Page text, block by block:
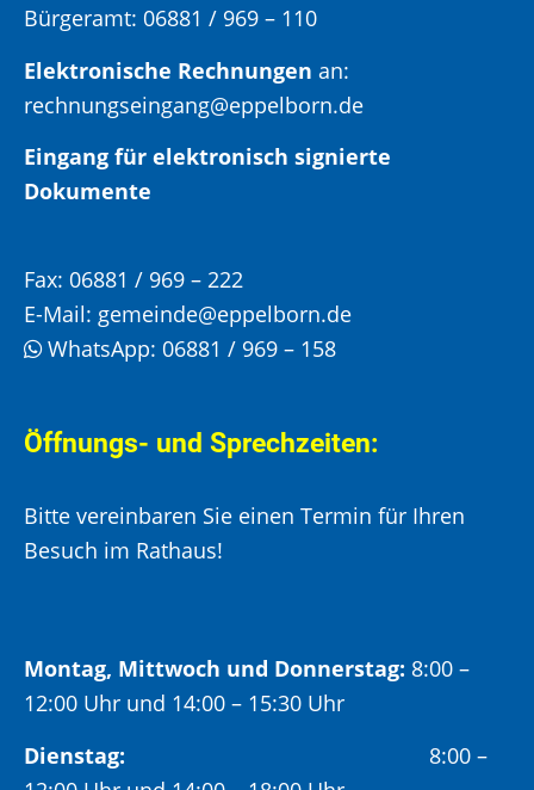
Bürgeramt: 06881 / 969 – 110
Elektronische Rechnungen an:
rechnungseingang@eppelborn.de
Eingang für elektronisch signierte
Dokumente
Fax: 06881 / 969 – 222
E-Mail: gemeinde@eppelborn.de
WhatsApp: 06881 / 969 – 158
Öffnungs- und Sprechzeiten:
Bitte vereinbaren Sie einen Termin für Ihren
Besuch im Rathaus!
Montag, Mittwoch und Donnerstag: 8:00 –
12:00 Uhr und 14:00 – 15:30 Uhr
Dienstag: 8:00 –